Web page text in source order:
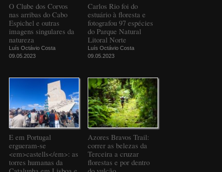
O Clube dos Corvos
nas arribas do Cabo
Espichel e outras
imagens singulares da
natureza
Luís Octávio Costa
09.05.2023
Carlos Rio foi do
estuário à floresta e
fotografou 97 espécies
do Parque Natural
Litoral Norte
Luís Octávio Costa
09.05.2023
E em Portugal
ergueram-se
<em>castells</em>: as
torres humanas da
Azores Bravos Trail:
correr as belezas da
Terceira a cruzar
florestas e por dentro